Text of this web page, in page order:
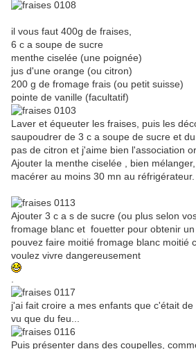
il vous faut 400g de fraises,
6 c a soupe de sucre
menthe ciselée (une poignée)
jus d'une orange (ou citron)
200 g de fromage frais (ou petit suisse)
pointe de vanille (facultatif)
Laver et équeuter les fraises, puis les
saupoudrer de 3 c a soupe de sucre et
pas de citron et j'aime bien l'association
Ajouter la menthe ciselée , bien
macérer au moins 30 mn au réfrigérateur.
Ajouter 3 c a s de sucre (ou plus selon
fromage blanc et fouetter pour obtenir
pouvez faire moitié fromage blanc moitié
voulez vivre dangereusement
j'ai fait croire a mes enfants que c'était
vu que du feu...
Puis présenter dans des coupelles,